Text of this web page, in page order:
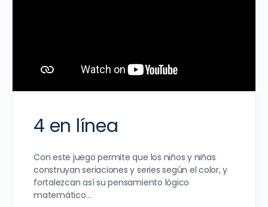
4 en línea
Con este juego permite que los niños y niñas
construyan seriaciones y series según el color, y
fortalezcan así su pensamiento lógico
matemático…